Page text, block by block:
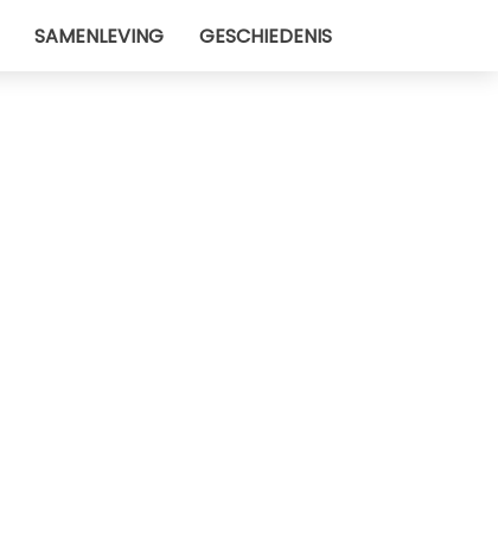
SAMENLEVING GESCHIEDENIS